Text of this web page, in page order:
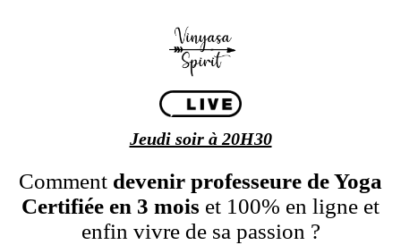
Jeudi soir à 20H30
Comment devenir professeure deYoga
Certifiée en 3 mois et 100% en ligne et
enfin vivre de sa passion ?